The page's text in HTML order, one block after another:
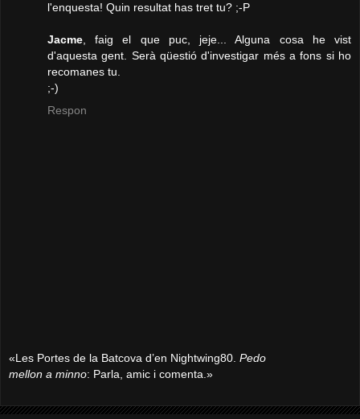
l'enquesta! Quin resultat has tret tu? ;-P
Jacme, faig el que puc, jeje... Alguna cosa he vist
d'aquesta gent. Serà qüestió d'investigar més a fons si ho
recomanes tu.
;-)
Respon
«Les Portes de la Batcova d’en Nightwing80. Pedo
mellon a minno: Parla, amic i comenta.»